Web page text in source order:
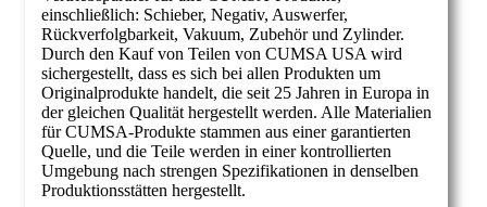
einschließlich: Schieber, Negativ, Auswerfer,
Rückverfolgbarkeit, Vakuum, Zubehör und Zylinder.
Durch den Kauf von Teilen von CUMSA USA wird
sichergestellt, dass es sich bei allen Produkten um
Originalprodukte handelt, die seit 25 Jahren in Europa in
der gleichen Qualität hergestellt werden. Alle Materialien
für CUMSA-Produkte stammen aus einer garantierten
Quelle, und die Teile werden in einer kontrollierten
Umgebung nach strengen Spezifikationen in denselben
Produktionsstätten hergestellt.